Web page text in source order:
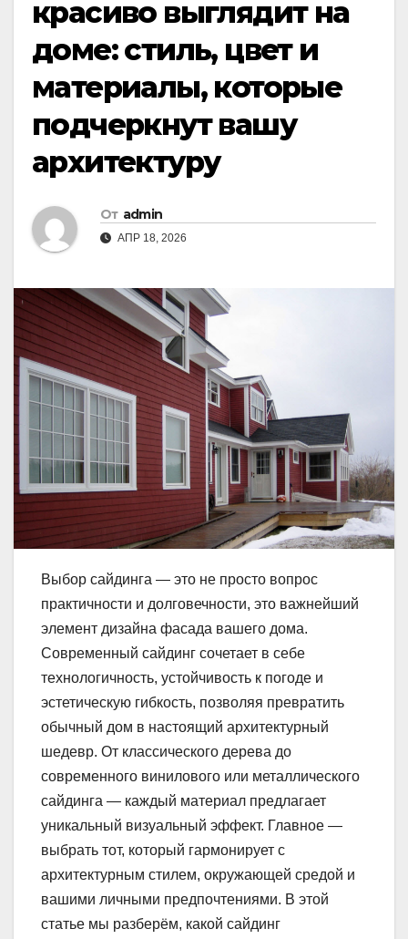
красиво выглядит на
доме: стиль, цвет и
материалы, которые
подчеркнут вашу
архитектуру
От admin
АПР 18, 2026
Выбор сайдинга — это не просто вопрос
практичности и долговечности, это важнейший
элемент дизайна фасада вашего дома.
Современный сайдинг сочетает в себе
технологичность, устойчивость к погоде и
эстетическую гибкость, позволяя превратить
обычный дом в настоящий архитектурный
шедевр. От классического дерева до
современного винилового или металлического
сайдинга — каждый материал предлагает
уникальный визуальный эффект. Главное —
выбрать тот, который гармонирует с
архитектурным стилем, окружающей средой и
вашими личными предпочтениями. В этой
статье мы разберём, какой сайдинг